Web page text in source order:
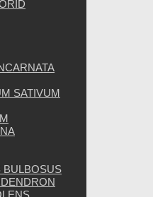
SATIVUM
BULBOSUS